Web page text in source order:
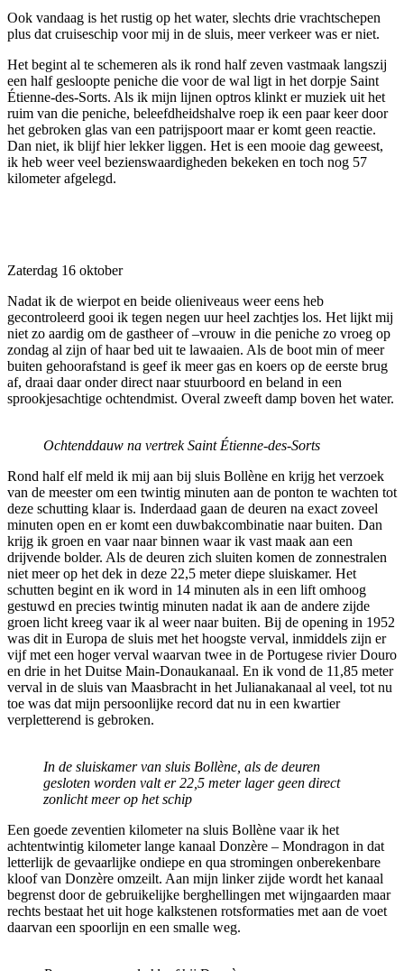
Ook vandaag is het rustig op het water, slechts drie vrachtschepen
plus dat cruiseschip voor mij in de sluis, meer verkeer was er niet.
Het begint al te schemeren als ik rond half zeven vastmaak langszij
een half gesloopte peniche die voor de wal ligt in het dorpje Saint
Étienne-des-Sorts. Als ik mijn lijnen optros klinkt er muziek uit het
ruim van die peniche, beleefdheidshalve roep ik een paar keer door
het gebroken glas van een patrijspoort maar er komt geen reactie.
Dan niet, ik blijf hier lekker liggen. Het is een mooie dag geweest,
ik heb weer veel bezienswaardigheden bekeken en toch nog 57
kilometer afgelegd.
Zaterdag 16 oktober
Nadat ik de wierpot en beide olieniveaus weer eens heb
gecontroleerd gooi ik tegen negen uur heel zachtjes los. Het lijkt mij
niet zo aardig om de gastheer of –vrouw in die peniche zo vroeg op
zondag al zijn of haar bed uit te lawaaien. Als de boot min of meer
buiten gehoorafstand is geef ik meer gas en koers op de eerste brug
af, draai daar onder direct naar stuurboord en beland in een
sprookjesachtige ochtendmist. Overal zweeft damp boven het water.
Ochtenddauw na vertrek Saint Étienne-des-Sorts
Rond half elf meld ik mij aan bij sluis Bollène en krijg het verzoek
van de meester om een twintig minuten aan de ponton te wachten tot
deze schutting klaar is. Inderdaad gaan de deuren na exact zoveel
minuten open en er komt een duwbakcombinatie naar buiten. Dan
krijg ik groen en vaar naar binnen waar ik vast maak aan een
drijvende bolder. Als de deuren zich sluiten komen de zonnestralen
niet meer op het dek in deze 22,5 meter diepe sluiskamer. Het
schutten begint en ik word in 14 minuten als in een lift omhoog
gestuwd en precies twintig minuten nadat ik aan de andere zijde
groen licht kreeg vaar ik al weer naar buiten. Bij de opening in 1952
was dit in Europa de sluis met het hoogste verval, inmiddels zijn er
vijf met een hoger verval waarvan twee in de Portugese rivier Douro
en drie in het Duitse Main-Donaukanaal. En ik vond de 11,85 meter
verval in de sluis van Maasbracht in het Julianakanaal al veel, tot nu
toe was dat mijn persoonlijke record dat nu in een kwartier
verpletterend is gebroken.
In de sluiskamer van sluis Bollène, als de deuren
gesloten worden valt er 22,5 meter lager geen direct
zonlicht meer op het schip
Een goede zeventien kilometer na sluis Bollène vaar ik het
achtentwintig kilometer lange kanaal Donzère – Mondragon in dat
letterlijk de gevaarlijke ondiepe en qua stromingen onberekenbare
kloof van Donzère omzeilt. Aan mijn linker zijde wordt het kanaal
begrenst door de gebruikelijke berghellingen met wijngaarden maar
rechts bestaat het uit hoge kalkstenen rotsformaties met aan de voet
daarvan een spoorlijn en een smalle weg.